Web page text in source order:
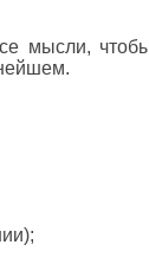
мысли,